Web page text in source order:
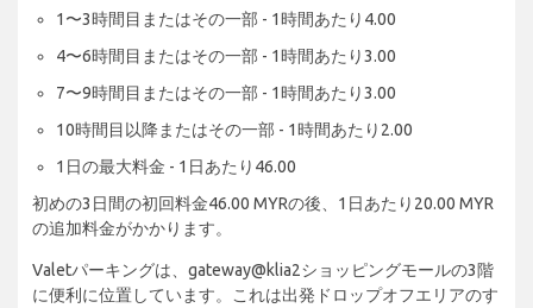
1〜3時間目またはその一部 - 1時間あたり4.00
4〜6時間目またはその一部 - 1時間あたり3.00
7〜9時間目またはその一部 - 1時間あたり3.00
10時間目以降またはその一部 - 1時間あたり2.00
1日の最大料金 - 1日あたり46.00
初めの3日間の初回料金46.00 MYRの後、1日あたり20.00 MYR
の追加料金がかかります。
Valetパーキングは、gateway@klia2ショッピングモールの3階
に便利に位置しています。これは出発ドロップオフエリアのす